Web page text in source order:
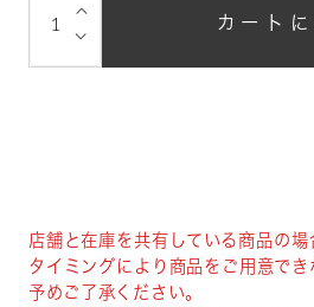
⌵
⌵ カート
店舗と在庫を共有している商品の
タイミングにより商品をご用意で
予めご了承ください。